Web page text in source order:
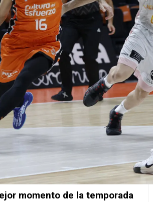
momento de la temporada